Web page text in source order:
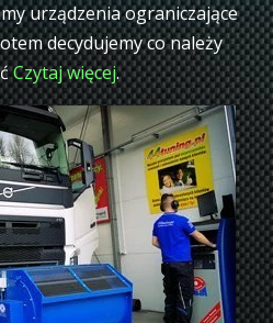
urządzenia ograniczające
decydujemy co należy
Czytaj więcej.